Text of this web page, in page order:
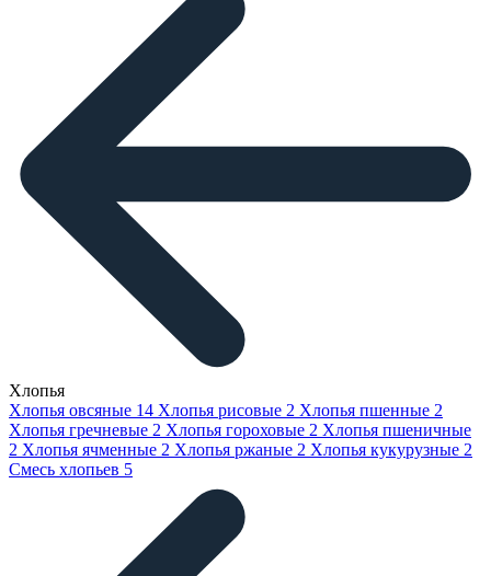
Хлопья
Хлопья овсяные 14 Хлопья рисовые 2 Хлопья пшенные 2
Хлопья гречневые 2 Хлопья гороховые 2 Хлопья пшеничные
2 Хлопья ячменные 2 Хлопья ржаные 2 Хлопья кукурузные 2
Смесь хлопьев 5